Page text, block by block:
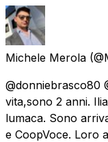
Michele Merola
@donniebrasco80
vita,sono 2 anni.
lumaca. Sono
e CoopVoce. Loro